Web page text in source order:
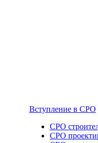
Вступление в СРО
СРО
СРО